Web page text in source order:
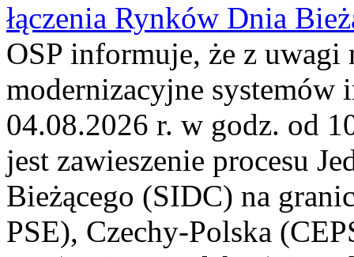
łączenia Rynków Dnia
OSP informuje, że z uwagi
modernizacyjne
04.08.2026 r. w godz. od
jest zawieszenie procesu
Bieżącego (SIDC) na
PSE), Czechy-Polska